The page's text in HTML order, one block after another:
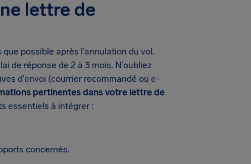
lettre de
possible après l’annulation du vol.
de réponse de 2 à 3 mois. N’oubliez
d’envoi (courrier recommandé ou e-
pertinentes dans votre lettre de
essentiels à intégrer :
concernés.